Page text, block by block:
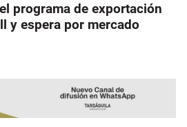
programa de exportación
y espera por mercado